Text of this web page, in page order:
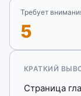
Требует
5
КРАТКИЙ
Страница